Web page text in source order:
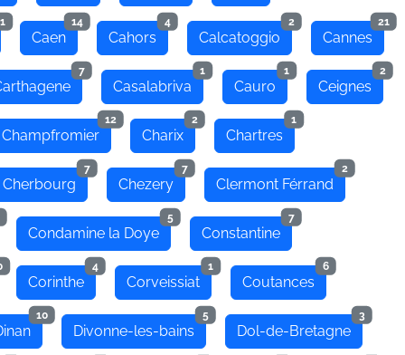
Caen
14
Cahors
4
Calcatoggio
2
Cannes
21
7
Casalabriva
1
Cauro
1
Ceignes
2
Champfromier
12
Charix
2
Chartres
1
Cherbourg
7
Chezery
7
Clermont Férrand
2
Condamine la Doye
5
Constantine
7
Corinthe
4
Corveissiat
1
Coutances
6
10
Divonne-les-bains
5
Dol-de-Bretagne
3